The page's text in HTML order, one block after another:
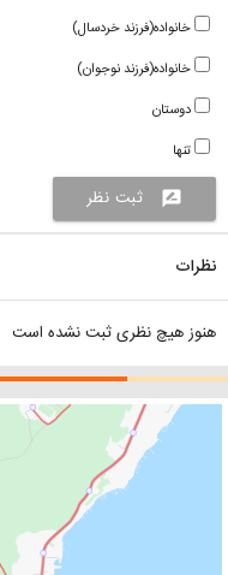
خانواده(فرزند خردسال)
خانواده(فرزند نوجوان)
دوستان
تنها
rate_review ثبت نظر
نظرات
هنوز هیچ نظری ثبت نشده است